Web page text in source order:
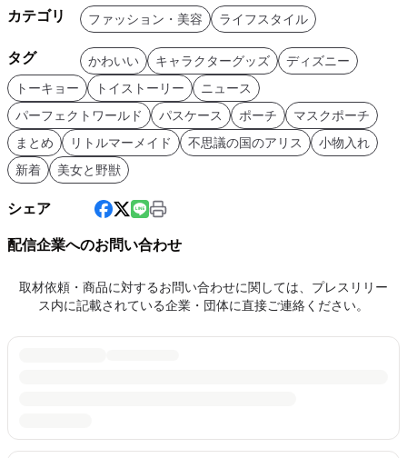
カテゴリ ファッション・美容 ライフスタイル
タグ かわいい キャラクターグッズ
ディズニー
トーキョー
トイストーリー
ニュース
パーフェクトワールド
パスケース ポーチ
マスクポーチ
まとめ
リトルマーメイド 不思議の国のアリス
小物入れ
新着
美女と野獣
シェア
配信企業へのお問い合わせ
取材依頼・商品に対するお問い合わせに関しては、プレスリリー
ス内に記載されている企業・団体に直接ご連絡ください。